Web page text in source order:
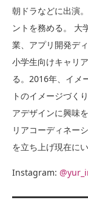
朝ドラなどに出演
ントを務める。 大
業、アプリ開発デ
小学生向けキャリ
る。2016年、イメ
トのイメージづく
アデザインに興味
リアコーディネー
を立ち上げ現在にい
Instagram: